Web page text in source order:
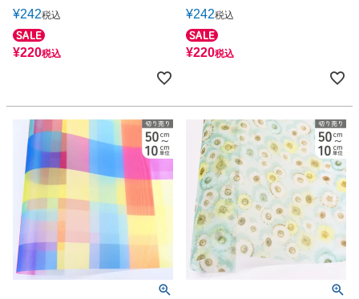
¥242税込
¥220税込
¥242税込
¥220税込